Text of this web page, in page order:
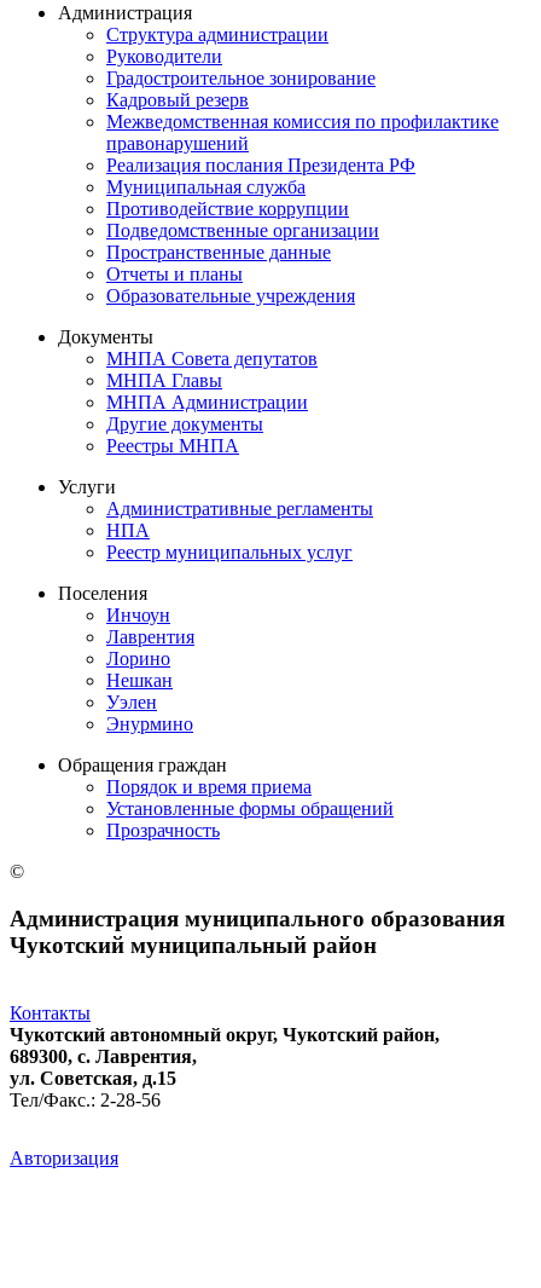
Администрация
Структура администрации
Руководители
Градостроительное зонирование
Кадровый резерв
Межведомственная комиссия по профилактике
правонарушений
Реализация послания Президента РФ
Муниципальная служба
Противодействие коррупции
Подведомственные организации
Пространственные данные
Отчеты и планы
Образовательные учреждения
Документы
МНПА Совета депутатов
МНПА Главы
МНПА Администрации
Другие документы
Реестры МНПА
Услуги
Административные регламенты
НПА
Реестр муниципальных услуг
Поселения
Инчоун
Лаврентия
Лорино
Нешкан
Уэлен
Энурмино
Обращения граждан
Порядок и время приема
Установленные формы обращений
Прозрачность
©
Администрация муниципального образования
Чукотский муниципальный район
Контакты
Чукотский автономный округ, Чукотский район,
689300, с. Лаврентия,
ул. Советская, д.15
Тел/Факс.: 2-28-56
Авторизация